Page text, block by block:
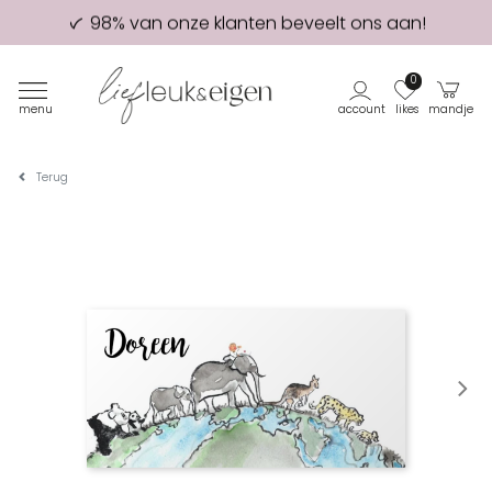
98% van onze klanten beveelt ons aan!
Eerste proefdruk GRATIS
menu account likes
0
mandje
Terug